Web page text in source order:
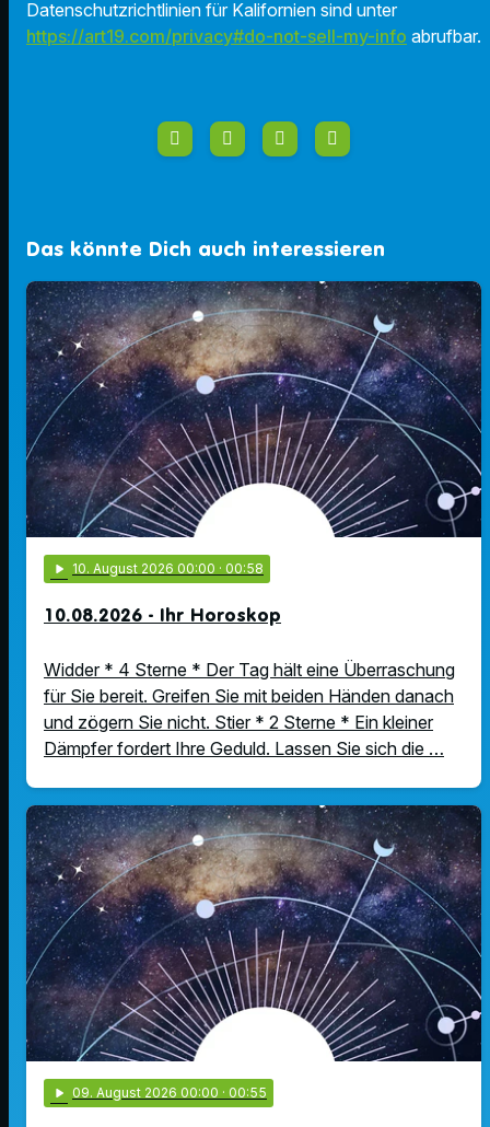
Datenschutzrichtlinien für Kalifornien sind unter
https://art19.com/privacy#do-not-sell-my-info abrufbar.
Das könnte Dich auch interessieren
play_arrow 10. August 2026 00:00 · 00:58
10.08.2026 - Ihr Horoskop
Widder * 4 Sterne * Der Tag hält eine Überraschung
für Sie bereit. Greifen Sie mit beiden Händen danach
und zögern Sie nicht. Stier * 2 Sterne * Ein kleiner
Dämpfer fordert Ihre Geduld. Lassen Sie sich die …
play_arrow 09. August 2026 00:00 · 00:55